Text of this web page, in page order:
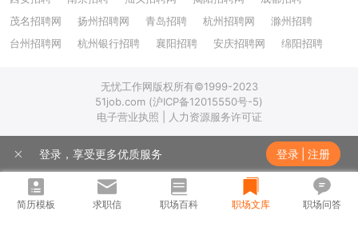
公司的厕所是在是太！脏！了！明明也不是什么不入流的公司，为什
厕所。天，一回想就是一身鸡皮疙瘩。
最让我崩溃的是隔壁同事一直摁笔，就是那种圆珠笔，摁起来声音特
别大，他一整天不知道要摁多少次，还摁得特别急，我听得都要焦虑
了。
茂名招聘网
扬州招聘网 青岛招聘 杭州招聘网
滁州招聘
台州招聘网
杭州银行招聘 襄阳招聘 安庆招聘网
绵阳招聘
上饶招聘网无忧工作网版权所有©1999-2023
51job.com (沪ICP备12015550号-5)
电子营业执照 | 人力资源服务许可证
登录，享受更多优质服务 登录 注册
简历模板 求职信 职场百科 职场文库 职场问答